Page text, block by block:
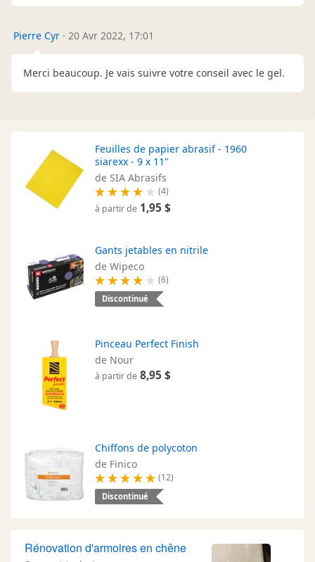
Pierre Cyr · 20 Avr 2022, 17:01
Merci beaucoup. Je vais suivre votre conseil avec le gel.
Feuilles de papier abrasif - 1960
siarexx - 9 x 11"
de SIA Abrasifs
(4)
à partir de 1,95 $
Gants jetables en nitrile
de Wipeco
(6)
Discontinué
Pinceau Perfect Finish
de Nour
à partir de 8,95 $
Chiffons de polycoton
de Finico
(12)
Discontinué
Rénovation d'armoires en chêne